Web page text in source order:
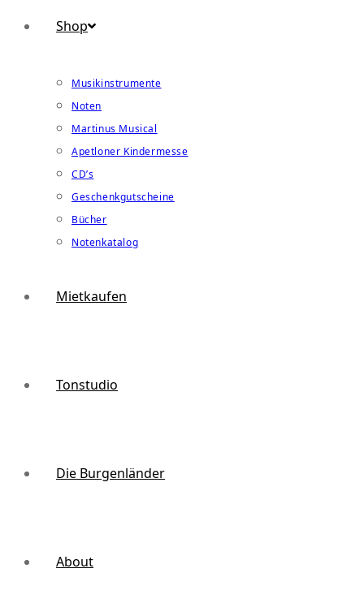
Shop
Musikinstrumente
Noten
Martinus Musical
Apetloner Kindermesse
CD’s
Geschenkgutscheine
Bücher
Notenkatalog
Mietkaufen
Tonstudio
Die Burgenländer
About